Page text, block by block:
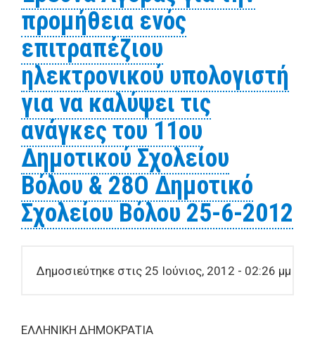
mini server 26_6_2012
προμήθεια ενός
επιτραπέζιου
ηλεκτρονικού υπολογιστή
για να καλύψει τις
ανάγκες του 11ου
Δημοτικού Σχολείου
Βόλου & 28Ο Δημοτικό
Σχολείου Βόλου 25-6-2012
Δημοσιεύτηκε στις 25 Ιούνιος, 2012 - 02:26 μμ
ΕΛΛΗΝΙΚΗ ΔΗΜΟΚΡΑΤΙΑ